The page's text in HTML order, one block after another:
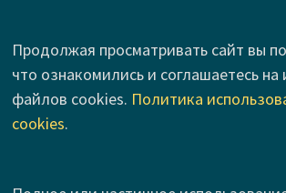
Продолжая просматривать сайт вы
что ознакомились и соглашаетесь на
файлов cookies. Политика
cookies.